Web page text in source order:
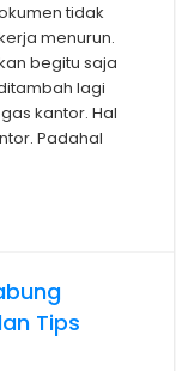
tidak
menurun.
begitu saja
lagi
kantor. Hal
Padahal
Tips